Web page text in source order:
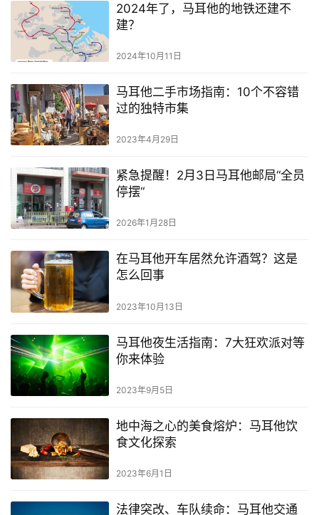
2024年了，马耳他的地铁还建不
建？
2024年10月11日
马耳他二手市场指南：10个不容错
过的独特市集
2023年4月29日
紧急提醒！2月3日马耳他邮局“全员
停摆“
2026年1月28日
在马耳他开车居然允许酒驾？这是
怎么回事
2023年10月13日
马耳他夜生活指南：7大狂欢派对等
你来体验
2023年9月5日
地中海之心的美食熔炉：马耳他饮
食文化探索
2023年6月1日
法律突改、车队续命：马耳他交通